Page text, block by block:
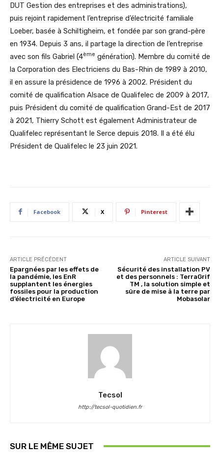
DUT Gestion des entreprises et des administrations),
puis rejoint rapidement l’entreprise d’électricité familiale
Loeber, basée à Schiltigheim, et fondée par son grand-père
en 1934. Depuis 3 ans, il partage la direction de l’entreprise
avec son fils Gabriel (4ème génération). Membre du comité de
la Corporation des Electriciens du Bas-Rhin de 1989 à 2010,
il en assure la présidence de 1996 à 2002. Président du
comité de qualification Alsace de Qualifelec de 2009 à 2017,
puis Président du comité de qualification Grand-Est de 2017
à 2021, Thierry Schott est également Administrateur de
Qualifelec représentant le Serce depuis 2018. Il a été élu
Président de Qualifelec le 23 juin 2021.
Facebook X Pinterest
ARTICLE PRÉCÉDENT
Epargnées par les effets de
la pandémie, les EnR
supplantent les énergies
fossiles pour la production
d’électricité en Europe
ARTICLE SUIVANT
Sécurité des installation PV
et des personnels : TerraGrif
TM , la solution simple et
sûre de mise à la terre par
Mobasolar
Tecsol
http://tecsol-quotidien.fr
SUR LE MÊME SUJET